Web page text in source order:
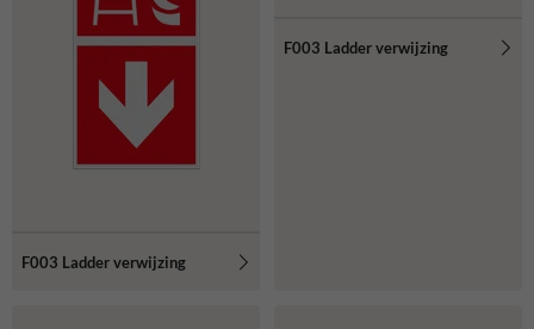
F003 Ladder verwijzing
F003 Ladder verwijzing